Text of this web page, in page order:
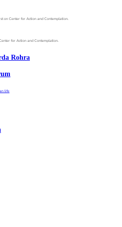
on Center for Action and Contemplation.
for Action and Contemplation.
Rohra
life